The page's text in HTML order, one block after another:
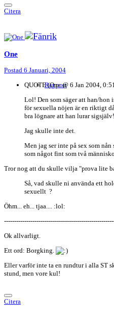
Citera
One
Postad 6 Januari, 2004
Rapport
QUOTE (One @ 6 Jan 2004,
Lol! Den som säger att han/
för sexuella nöjen är en riktigt
bra lögnare att han lurar sigsjälv!
Jag skulle inte det.
Men jag ser inte på sex som
som något fint som två
Tror nog att du skulle vilja "prova lite
Så, vad skulle ni använda ett
sexuellt ?
Öhm... eh... tjaa.... :lol:
Ok allvarligt.
Ett ord: Borgking.
Eller varför inte ta en rundtur i alla ST
stund, men vore kul!
Citera